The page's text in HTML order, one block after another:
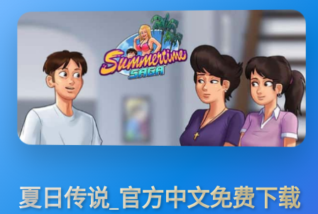
夏日传说_官方中文免费下载